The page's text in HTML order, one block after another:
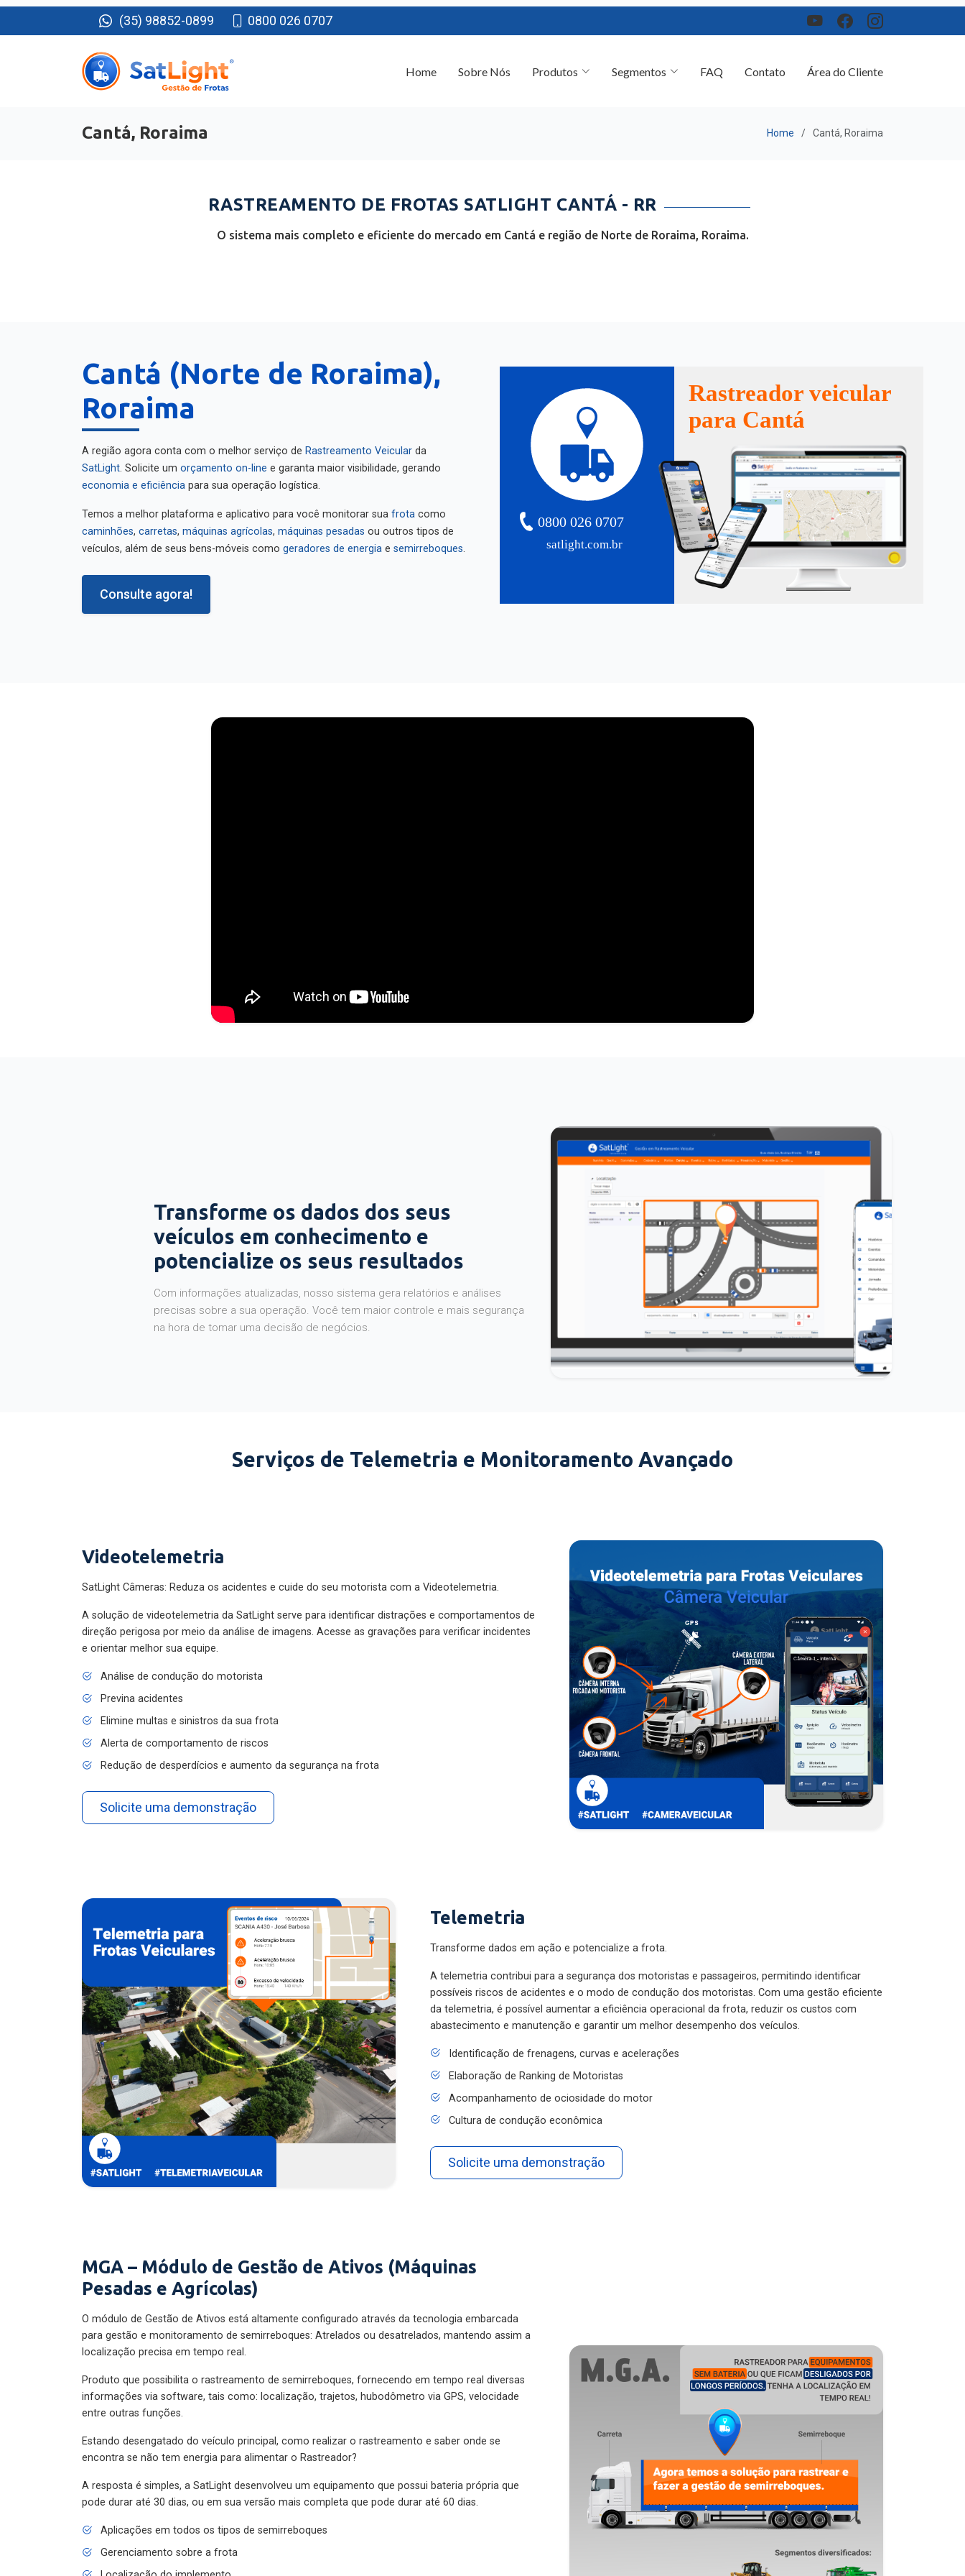
(35) 98852-0899 0800 026 0707
Área do Cliente
Cantá, Roraima Home Cantá, Roraima
RASTREAMENTO DE FROTAS SATLIGHT CANTÁ - RR
O sistema mais completo e eficiente do mercado em Cantá e região de Norte de Roraima, Roraima.
Cantá (Norte de Roraima),
Roraima
A região agora conta com o melhor serviço de Rastreamento Veicular da
SatLight . Solicite um orçamento on-line e garanta maior visibilidade, gerando
economia e eficiência para sua operação logística.
Temos a melhor plataforma e aplicativo para você monitorar sua frota como
caminhões carretas máquinas agrícolas máquinas pesadas ou outros tipos de
veículos, além de seus bens-móveis como geradores de energia e semirreboques
Consulte agora!
satlight.com.br
0800 026 0707
Rastreador veicular
para Cantá
Transforme os dados dos seus
veículos em conhecimento e
potencialize os seus resultados
Com informações atualizadas, nosso sistema gera relatórios e análises
precisas sobre a sua operação. Você tem maior controle e mais segurança
na hora de tomar uma decisão de negócios.
Serviços de Telemetria e Monitoramento Avançado
Videotelemetria
SatLight Câmeras: Reduza os acidentes e cuide do seu motorista com a Videotelemetria.
A solução de videotelemetria da SatLight serve para identificar distrações e comportamentos de
direção perigosa por meio da análise de imagens. Acesse as gravações para verificar incidentes
e orientar melhor sua equipe.
Análise de condução do motorista
Previna acidentes
Elimine multas e sinistros da sua frota
Alerta de comportamento de riscos
Redução de desperdícios e aumento da segurança na frota
Solicite uma demonstração
Telemetria
Transforme dados em ação e potencialize a frota.
A telemetria contribui para a segurança dos motoristas e passageiros, permitindo identificar
possíveis riscos de acidentes e o modo de condução dos motoristas. Com uma gestão eficiente
da telemetria, é possível aumentar a eficiência operacional da frota, reduzir os custos com
abastecimento e manutenção e garantir um melhor desempenho dos veículos.
Identificação de frenagens, curvas e acelerações
Elaboração de Ranking de Motoristas
Acompanhamento de ociosidade do motor
Cultura de condução econômica
Solicite uma demonstração
MGA – Módulo de Gestão de Ativos (Máquinas
Pesadas e Agrícolas)
O módulo de Gestão de Ativos está altamente configurado através da tecnologia embarcada
para gestão e monitoramento de semirreboques: Atrelados ou desatrelados, mantendo assim a
localização precisa em tempo real.
Produto que possibilita o rastreamento de semirreboques, fornecendo em tempo real diversas
informações via software, tais como: localização, trajetos, hubodômetro via GPS, velocidade
entre outras funções.
Estando desengatado do veículo principal, como realizar o rastreamento e saber onde se
encontra se não tem energia para alimentar o Rastreador?
A resposta é simples, a SatLight desenvolveu um equipamento que possui bateria própria que
pode durar até 30 dias, ou em sua versão mais completa que pode durar até 60 dias.
Aplicações em todos os tipos de semirreboques
Gerenciamento sobre a frota
Localização do implemento